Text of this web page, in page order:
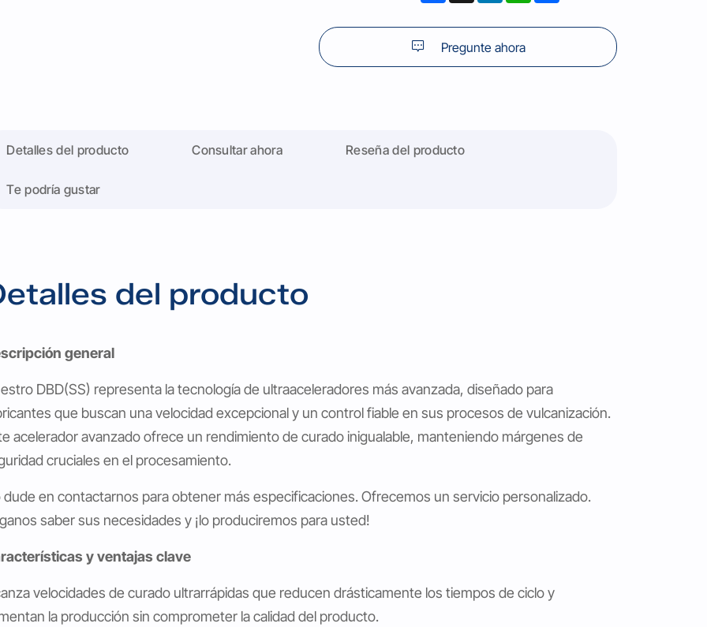
Pregunte ahora
Detalles del producto Consultar ahora Reseña del producto
Te podría gustar
del producto
general
DBD(SS) representa la tecnología de ultraaceleradores más avanzada, diseñado para
que buscan una velocidad excepcional y un control fiable en sus procesos de vulcanización.
acelerador avanzado ofrece un rendimiento de curado inigualable, manteniendo márgenes de
cruciales en el procesamiento.
dude en contactarnos para obtener más especificaciones. Ofrecemos un servicio personalizado.
saber sus necesidades y ¡lo produciremos para usted!
y ventajas clave
velocidades de curado ultrarrápidas que reducen drásticamente los tiempos de ciclo y
la producción sin comprometer la calidad del producto.